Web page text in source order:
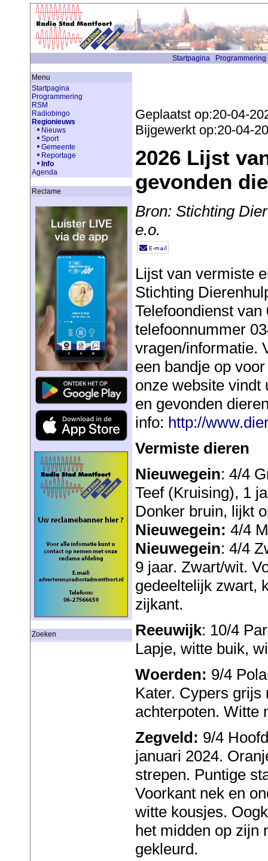
Startpagina Programmering
Menu
Startpagina
Programmering
RSM
Radiobingo
Regionieuws
Nieuws
Sport
Gemeente
Reportage
Info
Agenda
Reclame
Zoeken
Geplaatst op:20-04-
Bijgewerkt op:20-04-
2026 Lijst
gevonden
Bron: Stichting
e.o.
Lijst van vermiste
Stichting
Telefoondienst
telefoonnummer
vragen/informatie.
een bandje op
onze website vindt
en gevonden
info: http://
Vermiste dieren
Nieuwegein: 4/4
Teef (Kruising), 1
Donker bruin, lijkt
Nieuwegein: 4/4
Nieuwegein: 4/4
9 jaar. Zwart/wit.
gedeeltelijk zwart,
zijkant.
Reeuwijk: 10/4
Lapje, witte buik,
Woerden: 9/4
Kater. Cypers grijs
achterpoten. Witte
Zegveld: 9/4
januari 2024.
strepen. Puntige
Voorkant nek en
witte kousjes.
het midden op zijn
gekleurd.